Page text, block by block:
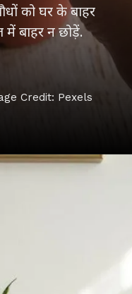
को घर के बाहर
में बाहर न छोड़ें.
Credit: Pexels